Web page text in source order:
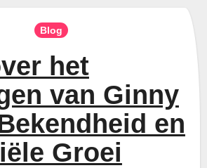
Blog
het
van Ginny
en
Groei